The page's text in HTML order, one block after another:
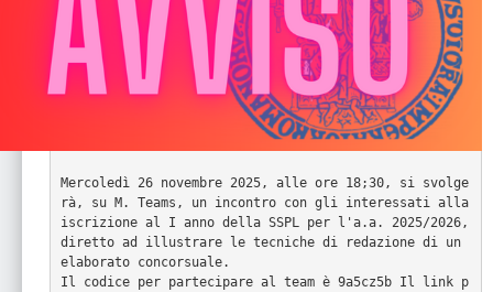
Mercoledì 26 novembre 2025, alle ore 18;30, si svolge
rà, su M. Teams, un incontro con gli interessati alla
iscrizione al I anno della SSPL per l'a.a. 2025/2026,
diretto ad illustrare le tecniche di redazione di un
elaborato concorsuale.
Il codice per partecipare al team è 9a5cz5b Il link p